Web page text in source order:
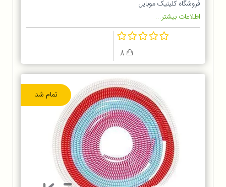
فروشگاه کلینیک موبایل
اطلاعات بیشتر...
تمام شد